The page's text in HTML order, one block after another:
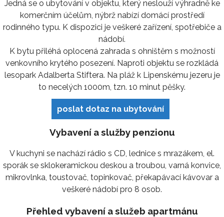
Jedná se o ubytování v objektu, který neslouží výhradně ke
komerčním účelům, nýbrž nabízí domácí prostředí
rodinného typu. K dispozici je veškeré zařízení, spotřebiče a
nádobí.
K bytu přiléhá oplocená zahrada s ohništěm s možností
venkovního krytého posezení. Naproti objektu se rozkládá
lesopark Adalberta Stiftera. Na pláž k Lipenskému jezeru je
to necelých 1000m, tzn. 10 minut pěšky.
poslat dotaz na ubytování
Vybavení a služby penzionu
V kuchyni se nachází rádio s CD, lednice s mrazákem, el.
sporák se sklokeramickou deskou a troubou, varná konvice,
mikrovlnka, toustovač, topinkovač, překapávací kávovar a
veškeré nádobí pro 8 osob.
Přehled vybavení a služeb apartmánu